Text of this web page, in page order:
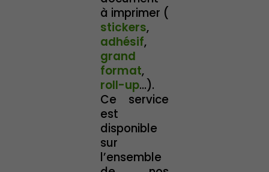
à imprimer (
stickers,
adhésif,
grand
format,
roll-up...).
Ce service
est
disponible
sur
l’ensemble